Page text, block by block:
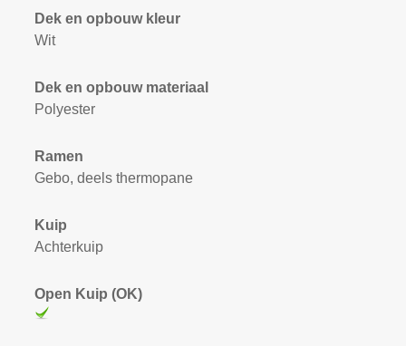
Dek en opbouw kleur
Wit
Dek en opbouw materiaal
Polyester
Ramen
Gebo, deels thermopane
Kuip
Achterkuip
Open Kuip (OK)